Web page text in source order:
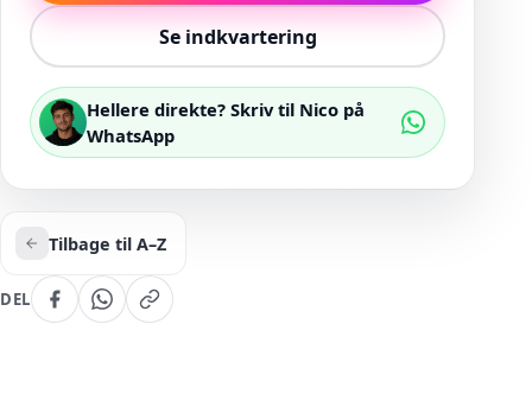
Se indkvartering
Hellere direkte? Skriv til Nico på
WhatsApp
Tilbage til A–Z
DEL